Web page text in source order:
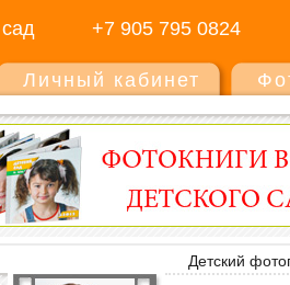
+7 905 795 0824
Личный кабинет
Детский